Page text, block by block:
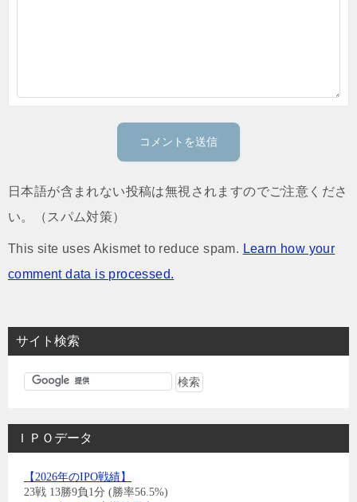
日本語が含まれない投稿は無視されますのでご注意くださ
い。（スパム対策）
This site uses Akismet to reduce spam. Learn how your
comment data is processed.
サイト検索
ＩＰＯデータ
【2026年のIPO戦績】
23戦 13勝9負1分 (勝率56.5%)